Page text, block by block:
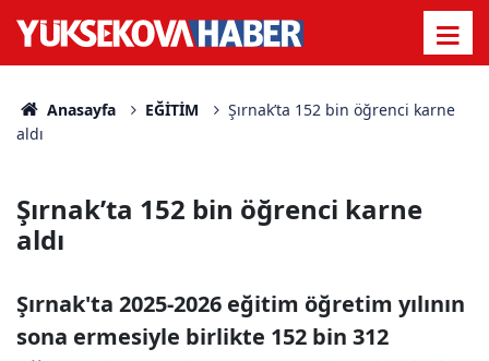
Anasayfa EĞİTİM
Şırnak’ta 152 bin öğrenci karne
aldı
Şırnak’ta 152 bin öğrenci karne
aldı
Şırnak'ta 2025-2026 eğitim öğretim yılının
sona ermesiyle birlikte 152 bin 312